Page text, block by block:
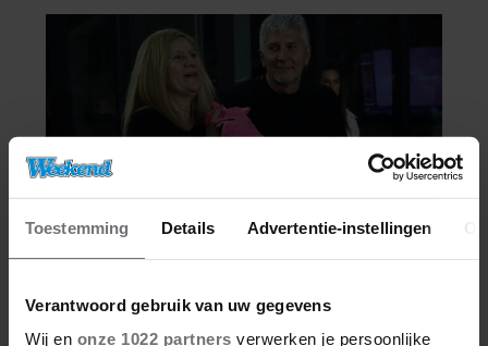
Toestemming Details Advertentie-instellingen
Verantwoord gebruik van uw gegevens
Wij en onze 1022 partners verwerken je persoonlijke